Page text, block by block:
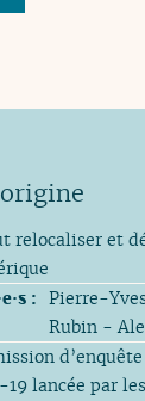
relocaliser et
: Pierre-
Rubin -
19 lancée par